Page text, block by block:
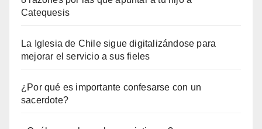
Catequesis
La Iglesia de Chile sigue digitalizándose para
mejorar el servicio a sus fieles
¿Por qué es importante confesarse con un
sacerdote?